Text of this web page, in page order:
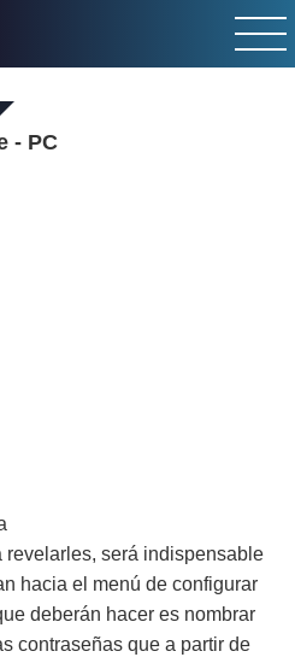
- PC
será indispensable
hacia el menú de configurar
deberán hacer es nombrar
contraseñas que a partir de